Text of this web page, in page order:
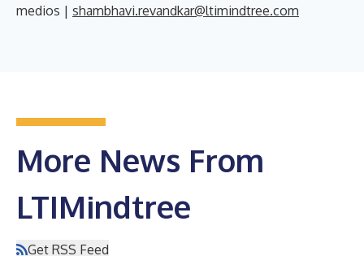
medios | shambhavi.revandkar@ltimindtree.com
More News From
LTIMindtree
Get RSS Feed